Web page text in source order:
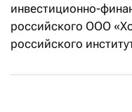
инвестиционно-
российского ООО
российского